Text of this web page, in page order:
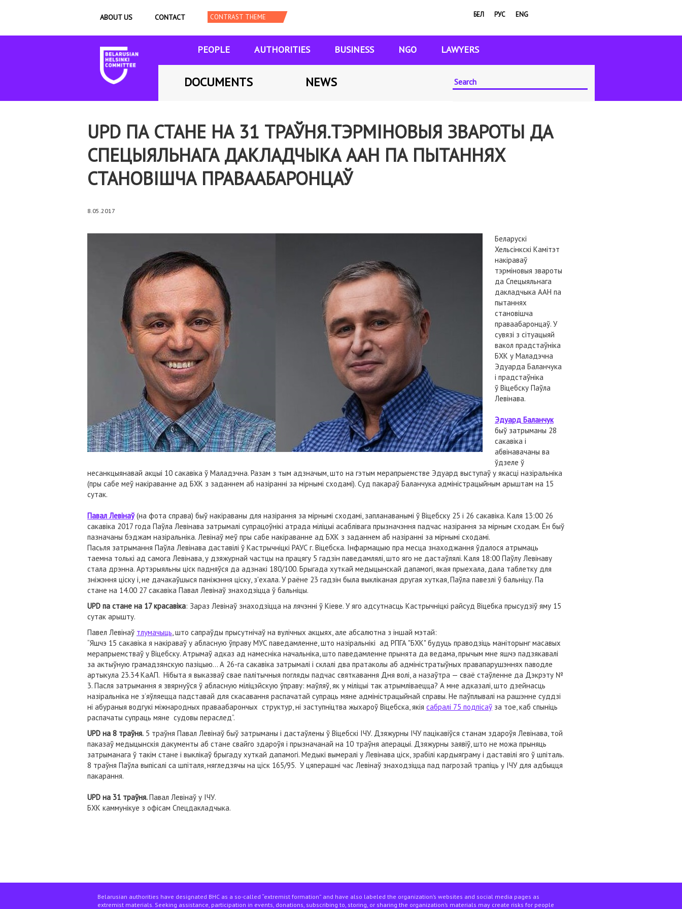
ABOUT US CONTACT БЕЛ РУС ENG
PEOPLE AUTHORITIES BUSINESS NGO LAWYERS
DOCUMENTS NEWS
UPD ПА СТАНЕ НА 31 ТРАЎНЯ.ТЭРМІНОВЫЯ ЗВАРОТЫ ДА
СПЕЦЫЯЛЬНАГА ДАКЛАДЧЫКА ААН ПА ПЫТАННЯХ
СТАНОВІШЧА ПРАВААБАРОНЦАЎ
8.05.2017
Беларускі
Хельсінкскі Камітэт
накіраваў
тэрміновыя звароты
да Спецыяльнага
дакладчыка ААН па
пытаннях
становішча
праваабаронцаў. У
сувязі з сітуацыяй
вакол прадстаўніка
БХК у Маладэчна
Эдуарда Баланчука
і прадстаўніка
ў Віцебску Паўла
Левінава.
Эдуард Баланчук
быў затрыманы 28
сакавіка і
абвінавачаны ва
ўдзеле ў
несанкцыянавай акцыі 10 сакавіка ў Маладэчна. Разам з тым адзначым, што на гэтым мерапрыемстве Эдуард выступаў у якасці назіральніка
(пры сабе меў накіраванне ад БХК з заданнем аб назіранні за мірнымі сходамі). Суд пакараў Баланчука адміністрацыйным арыштам на 15
сутак.
Павал Левінаў(на фота справа) быў накіраваны для назірання за мірнымі сходамі, запланаванымі ў Віцебску 25 і 26 сакавіка. Каля 13:00 26
сакавіка 2017 года Паўла Левінава затрымалі супрацоўнікі атрада міліцыі асаблівага прызначэння падчас назірання за мірным сходам. Ён быў
пазначаны бэджам назіральніка. Левінаў меў пры сабе накіраванне ад БХК з заданнем аб назіранні за мірнымі сходамі.
Пасьля затрымання Паўла Левінава даставілі ў Кастрычніцкі РАУС г. Віцебска. Інфармацыю пра месца знаходжання ўдалося атрымаць
таемна толькі ад самога Левінава, у дзяжурнай частцы на працягу 5 гадзін паведамлялі, што яго не дастаўлялі. Каля 18:00 Паўлу Левінаву
стала дрэнна. Артэрыяльны ціск падняўся да адзнакі 180/100. Брыгада хуткай медыцынскай дапамогі, якая прыехала, дала таблетку для
зніжэння ціску і, не дачакаўшыся паніжэння ціску, з'ехала. У раёне 23 гадзін была выкліканая другая хуткая, Паўла павезлі ў бальніцу. Па
стане на 14.00 27 сакавіка Павал Левінаў знаходзіцца ў бальніцы.
UPD па стане на 17 красавіка: Зараз Левінаў знаходзіцца на лячэнні ў Кіеве. У яго адсутнасць Кастрычніцкі райсуд Віцебка прысудзіў яму 15
сутак арышту.
Павел Левінаў тлумачыць, што сапраўды прысутнічаў на вулічных акцыях, але абсалютна з іншай мэтай:
“Яшчэ 15 сакавіка я накіраваў у абласную ўправу МУС паведамленне, што назіральнікі ад РПГА "БХК" будуць праводзіць маніторынг масавых
мерапрыемстваў у Віцебску. Атрымаў адказ ад намесніка начальніка, што паведамленне прынята да ведама, прычым мне яшчэ падзякавалі
за актыўную грамадзянскую пазіцыю… А 26-га сакавіка затрымалі і склалі два пратаколы аб адміністратыўных правапарушэннях паводле
артыкула 23.34 КаАП. Нібыта я выказваў свае палітычныя погляды падчас святкавання Дня волі, а назаўтра — сваё стаўленне да Дэкрэту №
3. Пасля затрымання я звярнуўся ў абласную міліцэйскую ўправу: маўляў, як у міліцыі так атрымліваецца? А мне адказалі, што дзейнасць
назіральніка не з’яўляецца падставай для скасавання распачатай супраць мяне адміністрацыйнай справы. Не паўплывалі на рашэнне суддзі
ні абураныя водгукі міжнародных праваабарончых структур, ні заступніцтва жыхароў Віцебска, якія сабралі 75 подпісаў за тое, каб спыніць
распачаты супраць мяне судовы пераслед”.
UPD на 8 траўня. 5 траўня Павал Левінаў быў затрыманы і дастаўлены ў Віцебскі ІЧУ. Дзяжурны ІЧУ пацікавіўся станам здароўя Левінава, той
паказаў медыцынскія дакументы аб стане свайго здароўя і прызначанай на 10 траўня аперацыі. Дзяжурны заявіў, што не можа прыняць
затрыманага ў такім стане і выклікаў брыгаду хуткай дапамогі. Медыкі вымералі у Левінава ціск, зрабілі кардыяграму і даставілі яго ў шпіталь.
8 траўня Паўла выпісалі са шпіталя, нягледзячы на ​​ціск 165/95. У цяперашні час Левінаў знаходзіцца пад пагрозай трапіць у ІЧУ для адбыцця
пакарання.
UPD на 31 траўня.Павал Левінаў у ІЧУ.
БХК каммунікуе з офісам Спецдакладчыка.
Belarusian authorities have designated BHC as a so-called “extremist formation” and have also labeled the organization’s websites and social media pages as
extremist materials. Seeking assistance, participation in events, donations, subscribing to, storing, or sharing the organization’s materials may create risks for people